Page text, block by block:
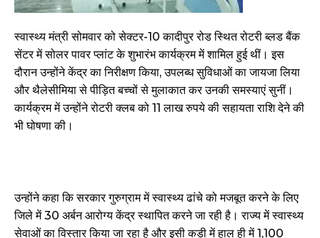
स्वास्थ्य मंत्री सोमवार को सेक्टर-10 कादीपुर रोड स्थित रोटरी ब्लड बैंक
सेंटर में सोलर पावर प्लांट के शुभारंभ कार्यक्रम में शामिल हुई थीं। इस
दौरान उन्होंने केंद्र का निरीक्षण किया, उपलब्ध सुविधाओं का जायजा लिया
और थैलेसीमिया से पीड़ित बच्चों से मुलाकात कर उनकी समस्याएं सुनीं।
कार्यक्रम में उन्होंने रोटरी क्लब को 11 लाख रुपये की सहायता राशि देने की
भी घोषणा की।
उन्होंने कहा कि सरकार गुरुग्राम में स्वास्थ्य ढांचे को मजबूत करने के लिए
जिले में 30 अर्बन आरोग्य केंद्र स्थापित करने जा रही है। राज्य में स्वास्थ्य
सेवाओं का विस्तार किया जा रहा है और इसी कड़ी में हाल ही में 1,100